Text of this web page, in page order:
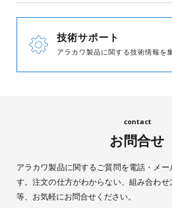
技術サポート
アラカワ製品に関する技術情報を
お問合せ
アラカワ製品に関するご質問を電話・メ
す。注文の仕方がわからない、組み合わ
等、お気軽にお問合せください。